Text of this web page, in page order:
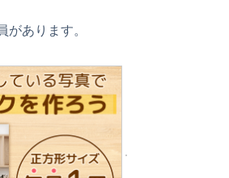
があります。